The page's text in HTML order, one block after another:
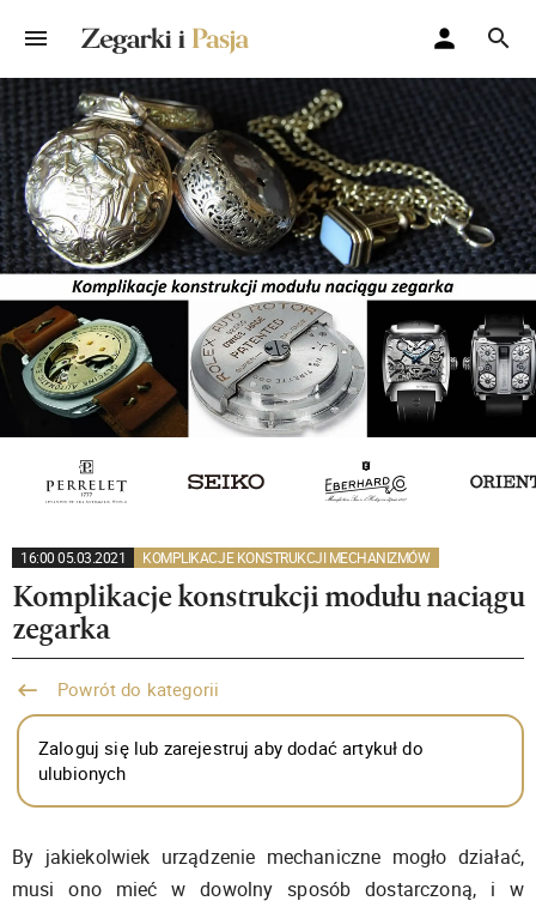
16:00 05.03.2021 KOMPLIKACJE KONSTRUKCJI MECHANIZMÓW
Komplikacje konstrukcji modułu naciągu
zegarka
Powrót do kategorii
Zaloguj się lub zarejestruj aby dodać artykuł do
ulubionych
By jakiekolwiek urządzenie mechaniczne mogło działać,
musi ono mieć w dowolny sposób dostarczoną, i w